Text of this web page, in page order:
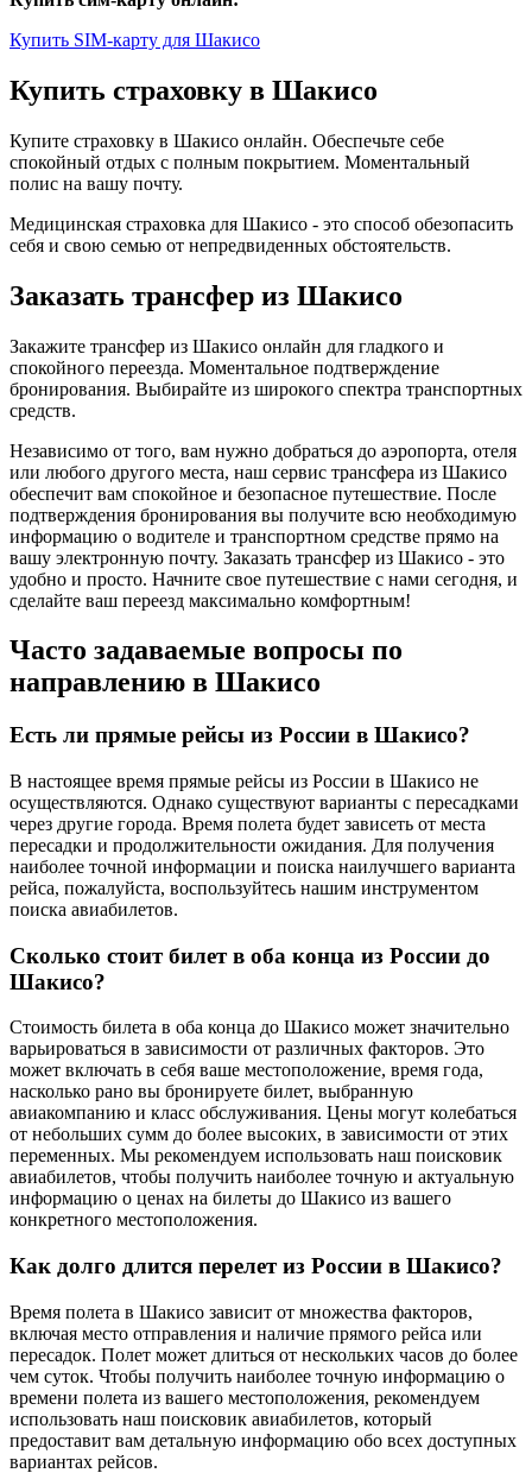
Купить SIM-карту для Шакисо
Купить страховку в Шакисо
Купите страховку в Шакисо онлайн. Обеспечьте себе
спокойный отдых с полным покрытием. Моментальный
полис на вашу почту.
Медицинская страховка для Шакисо - это способ обезопасить
себя и свою семью от непредвиденных обстоятельств.
Заказать трансфер из Шакисо
Закажите трансфер из Шакисо онлайн для гладкого и
спокойного переезда. Моментальное подтверждение
бронирования. Выбирайте из широкого спектра транспортных
средств.
Независимо от того, вам нужно добраться до аэропорта, отеля
или любого другого места, наш сервис трансфера из Шакисо
обеспечит вам спокойное и безопасное путешествие. После
подтверждения бронирования вы получите всю необходимую
информацию о водителе и транспортном средстве прямо на
вашу электронную почту. Заказать трансфер из Шакисо - это
удобно и просто. Начните свое путешествие с нами сегодня, и
сделайте ваш переезд максимально комфортным!
Часто задаваемые вопросы по
направлению в Шакисо
Есть ли прямые рейсы из России в Шакисо?
В настоящее время прямые рейсы из России в Шакисо не
осуществляются. Однако существуют варианты с пересадками
через другие города. Время полета будет зависеть от места
пересадки и продолжительности ожидания. Для получения
наиболее точной информации и поиска наилучшего варианта
рейса, пожалуйста, воспользуйтесь нашим инструментом
поиска авиабилетов.
Сколько стоит билет в оба конца из России до
Шакисо?
Стоимость билета в оба конца до Шакисо может значительно
варьироваться в зависимости от различных факторов. Это
может включать в себя ваше местоположение, время года,
насколько рано вы бронируете билет, выбранную
авиакомпанию и класс обслуживания. Цены могут колебаться
от небольших сумм до более высоких, в зависимости от этих
переменных. Мы рекомендуем использовать наш поисковик
авиабилетов, чтобы получить наиболее точную и актуальную
информацию о ценах на билеты до Шакисо из вашего
конкретного местоположения.
Как долго длится перелет из России в Шакисо?
Время полета в Шакисо зависит от множества факторов,
включая место отправления и наличие прямого рейса или
пересадок. Полет может длиться от нескольких часов до более
чем суток. Чтобы получить наиболее точную информацию о
времени полета из вашего местоположения, рекомендуем
использовать наш поисковик авиабилетов, который
предоставит вам детальную информацию обо всех доступных
вариантах рейсов.